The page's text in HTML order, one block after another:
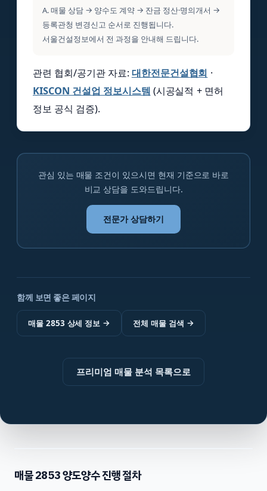
A. 매물 상담 → 양수도 계약 → 잔금 정산·명의개서 →
등록관청 변경신고 순서로 진행됩니다.
서울건설정보에서 전 과정을 안내해 드립니다.
관련 협회/공기관 자료:대한전문건설협회 ·
KISCON 건설업 정보시스템 (시공실적 + 면허
정보 공식 검증).
관심 있는 매물 조건이 있으시면 현재 기준으로 바로
비교 상담을 도와드립니다.
전문가 상담하기
함께 보면 좋은 페이지
매물 2853 상세 정보 → 전체 매물 검색 →
프리미엄 매물 분석 목록으로
매물2853양도양수 진행 절차